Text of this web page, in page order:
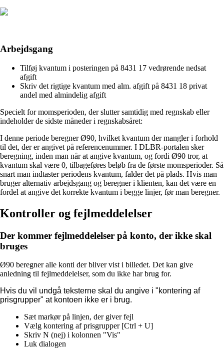
Arbejdsgang
Tilføj kvantum i posteringen på 8431 17 vedrørende nedsat
afgift
Skriv det rigtige kvantum med alm. afgift på 8431 18 privat
andel med almindelig afgift
Specielt for momsperioden, der slutter samtidig med regnskab eller
indeholder de sidste måneder i regnskabsåret:
I denne periode beregner Ø90, hvilket kvantum der mangler i forhold
til det, der er angivet på referencenummer. I DLBR-portalen sker
beregning, inden man når at angive kvantum, og fordi Ø90 tror, at
kvantum skal være 0, tilbageføres beløb fra de første momsperioder. Så
snart man indtaster periodens kvantum, falder det på plads. Hvis man
bruger alternativ arbejdsgang og beregner i klienten, kan det være en
fordel at angive det korrekte kvantum i begge linjer, før man beregner.
Kontroller og fejlmeddelelser
Der kommer fejlmeddelelser på konto, der ikke skal
bruges
Ø90 beregner alle konti der bliver vist i billedet. Det kan give
anledning til fejlmeddelelser, som du ikke har brug for.
Hvis du vil undgå teksterne skal du angive i "kontering af
prisgrupper" at kontoen ikke er i brug.
Sæt markør på linjen, der giver fejl
Vælg kontering af prisgrupper [Ctrl + U]
Skriv N (nej) i kolonnen "Vis"
Luk dialogen